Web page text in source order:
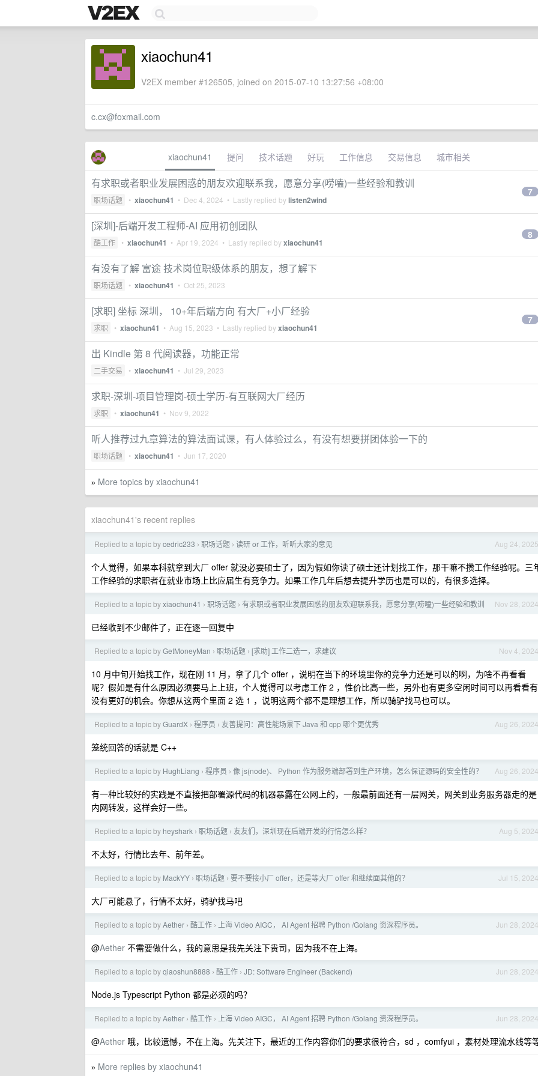
xiaochun41
V2EX member #126505, joined on 2015-07-10 13:27:56 +08:00
c.cx@foxmail.com
xiaochun41 提问 技术话题 好玩 工作信息 交易信息 城市相关
有求职或者职业发展困惑的朋友欢迎联系我，愿意分享(唠嗑)一些经验和教训
职场话题 • xiaochun41 • Dec 4, 2024 • Lastly replied bylisten2wind
7
[深圳]-后端开发工程师-AI 应用初创团队
酷工作 • xiaochun41 • Apr 19, 2024 • Lastly replied byxiaochun41
8
有没有了解 富途 技术岗位职级体系的朋友，想了解下
职场话题 • xiaochun41 • Oct 25, 2023
[求职] 坐标 深圳， 10+年后端方向 有大厂+小厂经验
求职 • xiaochun41 • Aug 15, 2023 • Lastly replied byxiaochun41
7
出 Kindle 第 8 代阅读器，功能正常
二手交易 • xiaochun41 • Jul 29, 2023
求职-深圳-项目管理岗-硕士学历-有互联网大厂经历
求职 • xiaochun41 • Nov 9, 2022
听人推荐过九章算法的算法面试课，有人体验过么，有没有想要拼团体验一下的
职场话题 • xiaochun41 • Jun 17, 2020
» More topics by xiaochun41
xiaochun41's recent replies
Aug 24, 2025
Replied to a topic bycedric233 › 职场话题 › 读研 or 工作，听听大家的意见
个人觉得，如果本科就拿到大厂 offer 就没必要硕士了，因为假如你读了硕士还计划找工作，那干嘛不攒工作经验呢。三
工作经验的求职者在就业市场上比应届生有竞争力。如果工作几年后想去提升学历也是可以的，有很多选择。
Nov 28, 2024
Replied to a topic byxiaochun41 › 职场话题 › 有求职或者职业发展困惑的朋友欢迎联系我，愿意分享(唠嗑)一些经验和教训
已经收到不少邮件了，正在逐一回复中
Nov 4, 2024
Replied to a topic byGetMoneyMan › 职场话题 › [求助] 工作二选一，求建议
10 月中旬开始找工作，现在刚 11 月，拿了几个 offer ，说明在当下的环境里你的竞争力还是可以的啊，为啥不再看看
呢？假如是有什么原因必须要马上上班，个人觉得可以考虑工作 2 ，性价比高一些，另外也有更多空闲时间可以再看看有
没有更好的机会。你想从这两个里面 2 选 1 ，说明这两个都不是理想工作，所以骑驴找马也可以。
Aug 26, 2024
Replied to a topic byGuardX › 程序员 › 友善提问：高性能场景下 Java 和 cpp 哪个更优秀
笼统回答的话就是 C++
Aug 26, 2024
Replied to a topic by HughLiang › 程序员 › 像 js(node)、 Python 作为服务端部署到生产环境，怎么保证源码的安全性的？
有一种比较好的实践是不直接把部署源代码的机器暴露在公网上的，一般最前面还有一层网关，网关到业务服务器走的是
内网转发，这样会好一些。
Aug 5, 2024
Replied to a topic by heyshark › 职场话题 › 友友们，深圳现在后端开发的行情怎么样？
不太好，行情比去年、前年差。
Jul 15, 2024
Replied to a topic by MackYY › 职场话题 › 要不要接小厂 offer，还是等大厂 offer 和继续面其他的？
大厂可能悬了，行情不太好，骑驴找马吧
Jun 28, 2024
Replied to a topic byAether › 酷工作 › 上海 Video AIGC， AI Agent 招聘 Python /Golang 资深程序员。
@Aether 不需要做什么，我的意思是我先关注下贵司，因为我不在上海。
Jun 28, 2024
Replied to a topic byqiaoshun8888 › 酷工作 › JD: Software Engineer (Backend)
Node.js Typescript Python 都是必须的吗？
Jun 28, 2024
Replied to a topic byAether › 酷工作 › 上海 Video AIGC， AI Agent 招聘 Python /Golang 资深程序员。
@Aether 哦，比较遗憾，不在上海。先关注下，最近的工作内容你们的要求很符合，sd ，comfyui ，素材处理流水线等
» More replies by xiaochun41